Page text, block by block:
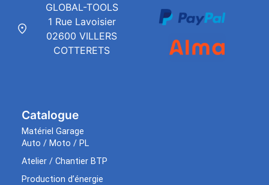
Catalogue
Matériel Garage
Auto / Moto / PL
Atelier / Chantier BTP
Production d’énergie
GLOBAL-TOOLS
1 Rue Lavoisier
02600 VILLERS
COTTERETS